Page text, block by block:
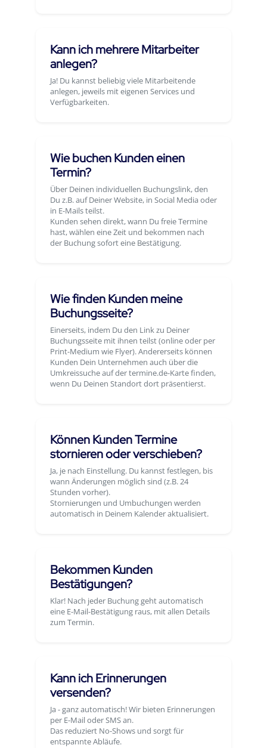
Kann ich mehrere Mitarbeiter
anlegen?
Ja! Du kannst beliebig viele Mitarbeitende
anlegen, jeweils mit eigenen Services und
Verfügbarkeiten.
Wie buchen Kunden einen
Termin?
Über Deinen individuellen Buchungslink, den
Du z.B. auf Deiner Website, in Social Media oder
in E-Mails teilst.
Kunden sehen direkt, wann Du freie Termine
hast, wählen eine Zeit und bekommen nach
der Buchung sofort eine Bestätigung.
Wie finden Kunden meine
Buchungsseite?
Einerseits, indem Du den Link zu Deiner
Buchungsseite mit ihnen teilst (online oder per
Print-Medium wie Flyer). Andererseits können
Kunden Dein Unternehmen auch über die
Umkreissuche auf der termine.de-Karte finden,
wenn Du Deinen Standort dort präsentierst.
Können Kunden Termine
stornieren oder verschieben?
Ja, je nach Einstellung. Du kannst festlegen, bis
wann Änderungen möglich sind (z.B. 24
Stunden vorher).
Stornierungen und Umbuchungen werden
automatisch in Deinem Kalender aktualisiert.
Bekommen Kunden
Bestätigungen?
Klar! Nach jeder Buchung geht automatisch
eine E-Mail-Bestätigung raus, mit allen Details
zum Termin.
Kann ich Erinnerungen
versenden?
Ja - ganz automatisch! Wir bieten Erinnerungen
per E-Mail oder SMS an.
Das reduziert No-Shows und sorgt für
entspannte Abläufe.